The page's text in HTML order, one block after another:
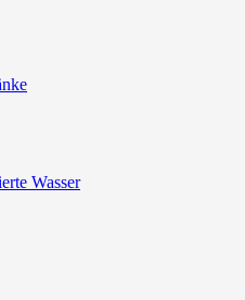
Wasser